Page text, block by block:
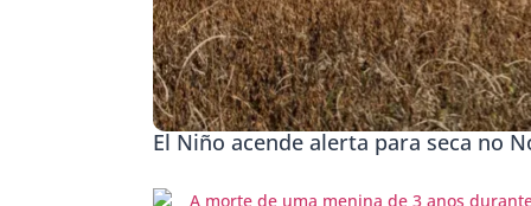
El Niño acende alerta para seca no